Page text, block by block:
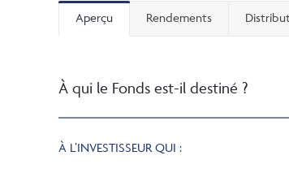
Aperçu Rendements
À qui le Fonds est-il destiné ?
À L’INVESTISSEUR QUI :